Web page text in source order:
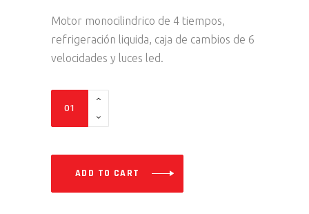
Motor monocilindrico de 4 tiempos,
refrigeración liquida, caja de cambios de 6
velocidades y luces led.
2
quantityADD TO CART